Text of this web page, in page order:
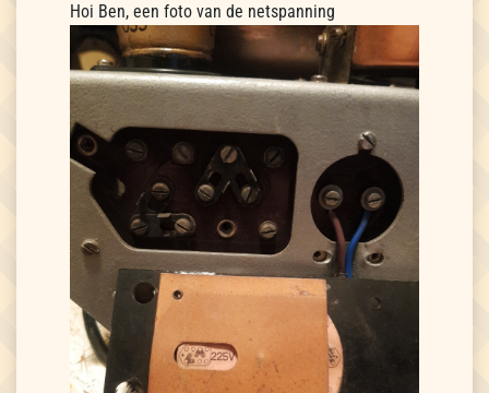
Hoi Ben, een foto van de netspanning